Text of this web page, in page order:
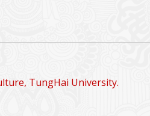
TungHai University.